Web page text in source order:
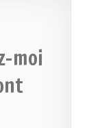
moi